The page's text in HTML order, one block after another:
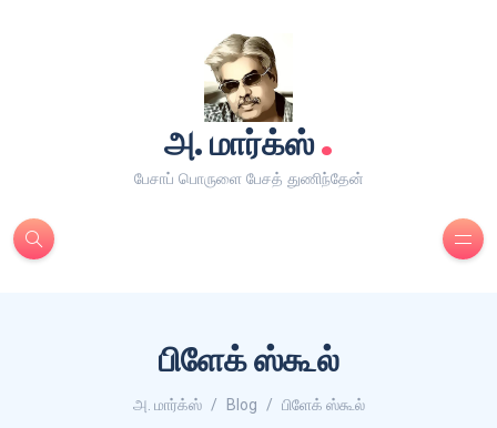
அ. மார்க்ஸ்.
பேசாப் பொருளை பேசத் துணிந்தேன்
பிளேக் ஸ்கூல்
அ. மார்க்ஸ் Blog பிளேக் ஸ்கூல்